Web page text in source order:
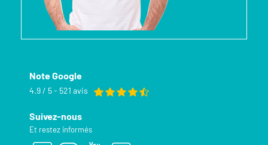
Note Google
4.9 / 5 - 521 avis
Suivez-nous
Et restez informés